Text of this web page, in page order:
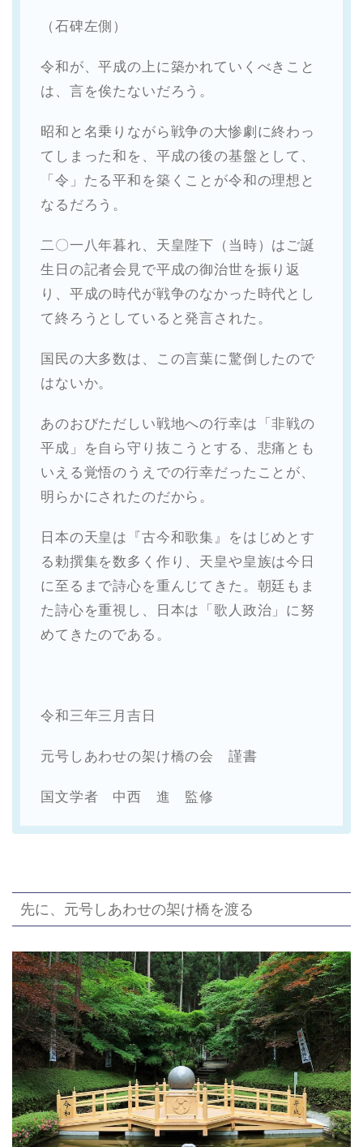
（石碑左側）
令和が、平成の上に築かれていくべきこと
は、言を俟たないだろう。
昭和と名乗りながら戦争の大惨劇に終わっ
てしまった和を、平成の後の基盤として、
「令」たる平和を築くことが令和の理想と
なるだろう。
二〇一八年暮れ、天皇陛下（当時）はご誕
生日の記者会見で平成の御治世を振り返
り、平成の時代が戦争のなかった時代とし
て終ろうとしていると発言された。
国民の大多数は、この言葉に驚倒したので
はないか。
あのおびただしい戦地への行幸は「非戦の
平成」を自ら守り抜こうとする、悲痛とも
いえる覚悟のうえでの行幸だったことが、
明らかにされたのだから。
日本の天皇は『古今和歌集』をはじめとす
る勅撰集を数多く作り、天皇や皇族は今日
に至るまで詩心を重んじてきた。朝廷もま
た詩心を重視し、日本は「歌人政治」に努
めてきたのである。
令和三年三月吉日
元号しあわせの架け橋の会 謹書
国文学者 中西 進 監修
先に、元号しあわせの架け橋を渡る